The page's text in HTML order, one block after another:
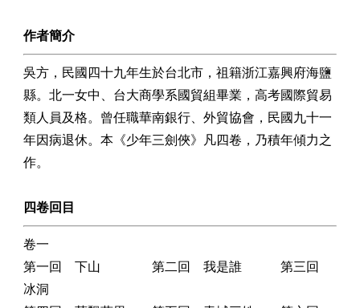
作者簡介
吳方，民國四十九年生於台北市，祖籍浙江嘉興府海鹽
縣。北一女中、台大商學系國貿組畢業，高考國際貿易
類人員及格。曾任職華南銀行、外貿協會，民國九十一
年因病退休。本《少年三劍俠》凡四卷，乃積年傾力之
作。
四卷回目
卷一
第一回 下山 第二回 我是誰 第三回
冰洞